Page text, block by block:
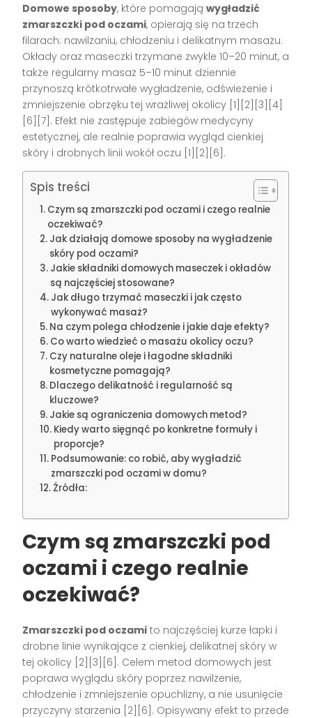
Domowe sposoby, które pomagająwygładzić
zmarszczki pod oczami, opierają się na trzech
filarach: nawilżaniu, chłodzeniu i delikatnym masażu.
Okłady oraz maseczki trzymane zwykle 10–20 minut, a
także regularny masaż 5–10 minut dziennie
przynoszą krótkotrwałe wygładzenie, odświeżenie i
zmniejszenie obrzęku tej wrażliwej okolicy [1][2][3][4]
[6][7]. Efekt nie zastępuje zabiegów medycyny
estetycznej, ale realnie poprawia wygląd cienkiej
skóry i drobnych linii wokół oczu [1][2][6].
Spis treści
Czym są zmarszczki pod oczami i czego realnie
oczekiwać?
Jak działają domowe sposoby na wygładzenie
skóry pod oczami?
Jakie składniki domowych maseczek i okładów
są najczęściej stosowane?
Jak długo trzymać maseczki i jak często
wykonywać masaż?
Na czym polega chłodzenie i jakie daje efekty?
Co warto wiedzieć o masażu okolicy oczu?
Czy naturalne oleje i łagodne składniki
kosmetyczne pomagają?
Dlaczego delikatność i regularność są
kluczowe?
Jakie są ograniczenia domowych metod?
Kiedy warto sięgnąć po konkretne formuły i
proporcje?
Podsumowanie: co robić, aby wygładzić
zmarszczki pod oczami w domu?
Źródła:
Czym są zmarszczki pod
oczami i czego realnie
oczekiwać?
Zmarszczki pod oczami to najczęściej kurze łapki i
drobne linie wynikające z cienkiej, delikatnej skóry w
tej okolicy [2][3][6]. Celem metod domowych jest
poprawa wyglądu skóry poprzez nawilżenie,
chłodzenie i zmniejszenie opuchlizny, a nie usunięcie
przyczyny starzenia [2][6]. Opisywany efekt to przede